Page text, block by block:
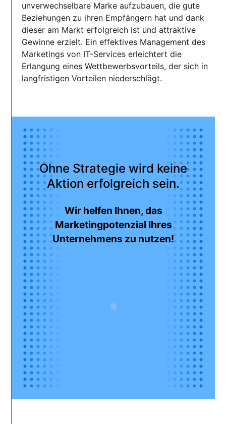
unverwechselbare Marke aufzubauen, die gute
Beziehungen zu ihren Empfängern hat und dank
dieser am Markt erfolgreich ist und attraktive
Gewinne erzielt. Ein effektives Management des
Marketings von IT-Services erleichtert die
Erlangung eines Wettbewerbsvorteils, der sich in
langfristigen Vorteilen niederschlägt.
Ohne Strategie wird keine
Aktion erfolgreich sein.
Wir helfen Ihnen, das
Marketingpotenzial Ihres
Unternehmens zu nutzen!